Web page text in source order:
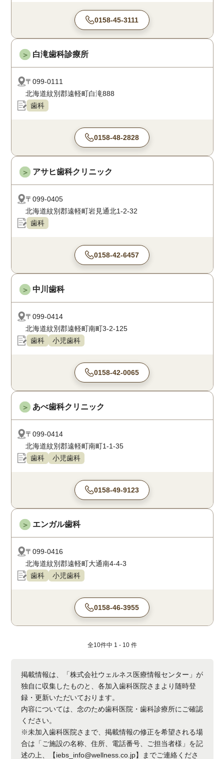
0158-45-3111
＞ 白滝歯科診療所
〒099-0111
北海道紋別郡遠軽町白滝888
歯科
0158-48-2828
＞ アサヒ歯科クリニック
〒099-0405
北海道紋別郡遠軽町岩見通北1-2-32
歯科
0158-42-6457
＞ 中川歯科
〒099-0414
北海道紋別郡遠軽町南町3-2-125
歯科
小児歯科
0158-42-0065
＞ あべ歯科クリニック
〒099-0414
北海道紋別郡遠軽町南町1-1-35
歯科
小児歯科
0158-49-9123
＞ エンガル歯科
〒099-0416
北海道紋別郡遠軽町大通南4-4-3
歯科
小児歯科
0158-46-3955
全10件中 1 - 10 件
掲載情報は、「株式会社ウェルネス医療情報センター」が
独自に収集したものと、各加入歯科医院さまより随時登
録・更新いただいております。
内容については、念のため歯科医院・歯科診療所にご確認
ください。
※未加入歯科医院さまで、掲載情報の修正を希望される場
合は「ご施設の名称、住所、電話番号、ご担当者様」を記
述の上、【iebs_info@wellness.co.jp】までご連絡くださ